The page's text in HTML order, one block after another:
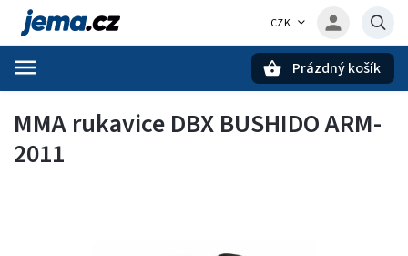
CZK
Prázdný košík
MMA rukavice DBX BUSHIDO ARM-
2011